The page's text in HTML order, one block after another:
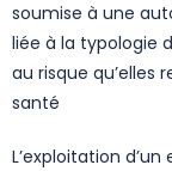
soumise à une
liée à la typologie
au risque qu’elles
santé
L’exploitation